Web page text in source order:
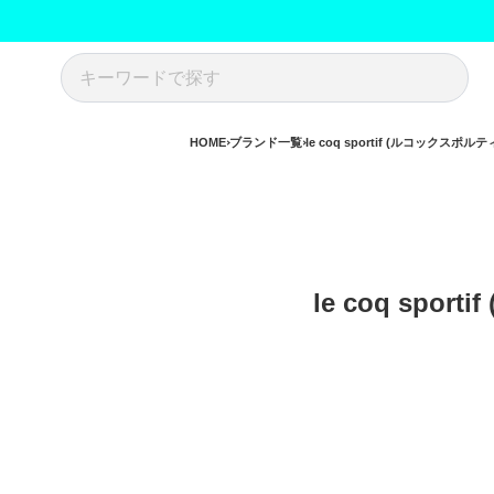
HOME ブランド一覧 le coq sportif (ルコックスポルテ
le coq sportif